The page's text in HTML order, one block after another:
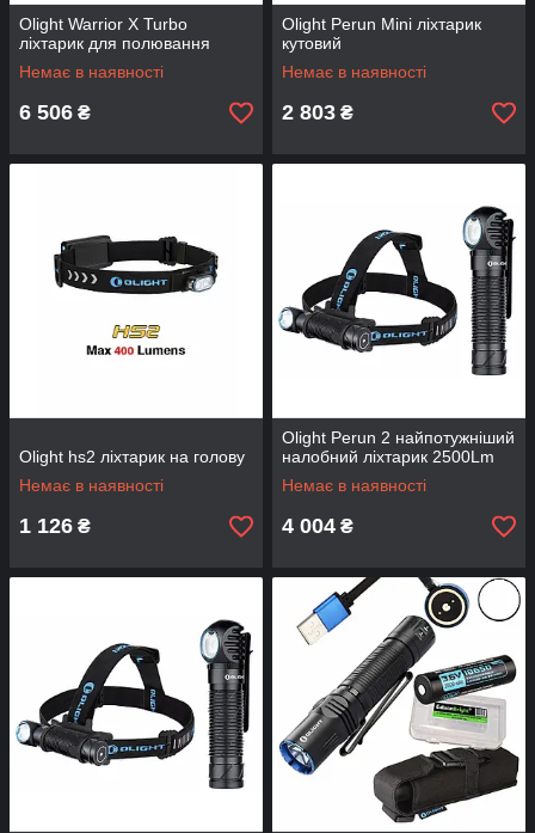
Olight Warrior X Turbo
ліхтарик для полювання
Немає в наявності
6 506 ₴
Olight Perun Mini ліхтарик
кутовий
Немає в наявності
2 803 ₴
Olight hs2 ліхтарик на голову
Немає в наявності
1 126 ₴
Olight Perun 2 найпотужніший
налобний ліхтарик 2500Lm
Немає в наявності
4 004 ₴